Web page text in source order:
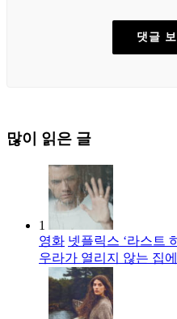
댓글
많이 읽은 글
1
영화 넷플릭스 ‘라스트
우라가 열리지 않는 집